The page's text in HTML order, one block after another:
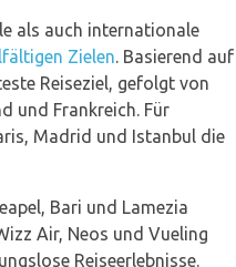
als auch internationale
Zielen. Basierend auf
Reiseziel, gefolgt von
und Frankreich. Für
Madrid und Istanbul die
Bari und Lamezia
Air, Neos und Vueling
Reiseerlebnisse.